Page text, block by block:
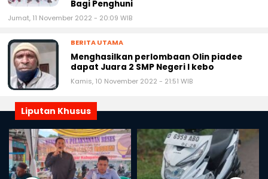
Manokwari Rapat Pengecekan uang Wajib
Bagi Penghuni
BERITA UTAMA
Menghasilkan perlombaan Olin piadee
dapat Juara 2 SMP Negeri I kebo